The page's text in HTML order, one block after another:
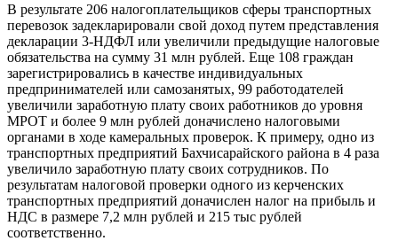
В результате 206 налогоплательщиков сферы транспортных
перевозок задекларировали свой доход путем представления
декларации 3-НДФЛ или увеличили предыдущие налоговые
обязательства на сумму 31 млн рублей. Еще 108 граждан
зарегистрировались в качестве индивидуальных
предпринимателей или самозанятых, 99 работодателей
увеличили заработную плату своих работников до уровня
МРОТ и более 9 млн рублей доначислено налоговыми
органами в ходе камеральных проверок. К примеру, одно из
транспортных предприятий Бахчисарайского района в 4 раза
увеличило заработную плату своих сотрудников. По
результатам налоговой проверки одного из керченских
транспортных предприятий доначислен налог на прибыль и
НДС в размере 7,2 млн рублей и 215 тыс рублей
соответственно.